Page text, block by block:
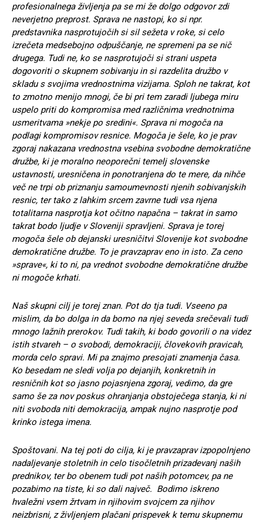
profesionalnega življenja pa se mi že dolgo odgovor zdi
neverjetno preprost. Sprava ne nastopi, ko si npr.
predstavnika nasprotujočih si sil sežeta v roke, si celo
izrečeta medsebojno odpuščanje, ne spremeni pa se nič
drugega. Tudi ne, ko se nasprotujoči si strani uspeta
dogovoriti o skupnem sobivanju in si razdelita družbo v
skladu s svojima vrednostnima vizijama. Sploh ne takrat, kot
to zmotno menijo mnogi, če bi pri tem zaradi ljubega miru
uspelo priti do kompromisa med različnima vrednotnima
usmeritvama »nekje po sredini«. Sprava ni mogoča na
podlagi kompromisov resnice. Mogoča je šele, ko je prav
zgoraj nakazana vrednostna vsebina svobodne demokratične
družbe, ki je moralno neoporečni temelj slovenske
ustavnosti, uresničena in ponotranjena do te mere, da nihče
več ne trpi ob priznanju samoumevnosti njenih sobivanjskih
resnic, ter tako z lahkim srcem zavrne tudi vsa njena
totalitarna nasprotja kot očitno napačna – takrat in samo
takrat bodo ljudje v Sloveniji spravljeni. Sprava je torej
mogoča šele ob dejanski uresničitvi Slovenije kot svobodne
demokratične družbe. To je pravzaprav eno in isto. Za ceno
»sprave«, ki to ni, pa vrednot svobodne demokratične družbe
ni mogoče krhati.
Naš skupni cilj je torej znan. Pot do tja tudi. Vseeno pa
mislim, da bo dolga in da bomo na njej seveda srečevali tudi
mnogo lažnih prerokov. Tudi takih, ki bodo govorili o na videz
istih stvareh – o svobodi, demokraciji, človekovih pravicah,
morda celo spravi. Mi pa znajmo presojati znamenja časa.
Ko besedam ne sledi volja po dejanjih, konkretnih in
resničnih kot so jasno pojasnjena zgoraj, vedimo, da gre
samo še za nov poskus ohranjanja obstoječega stanja, ki ni
niti svoboda niti demokracija, ampak nujno nasprotje pod
krinko istega imena.
Spoštovani. Na tej poti do cilja, ki je pravzaprav izpopolnjeno
nadaljevanje stoletnih in celo tisočletnih prizadevanj naših
prednikov, ter bo obenem tudi pot naših potomcev, pa ne
pozabimo na tiste, ki so dali največ. Bodimo iskreno
hvaležni vsem žrtvam in njihovim svojcem za njihov
neizbrisni, z življenjem plačani prispevek k temu skupnemu